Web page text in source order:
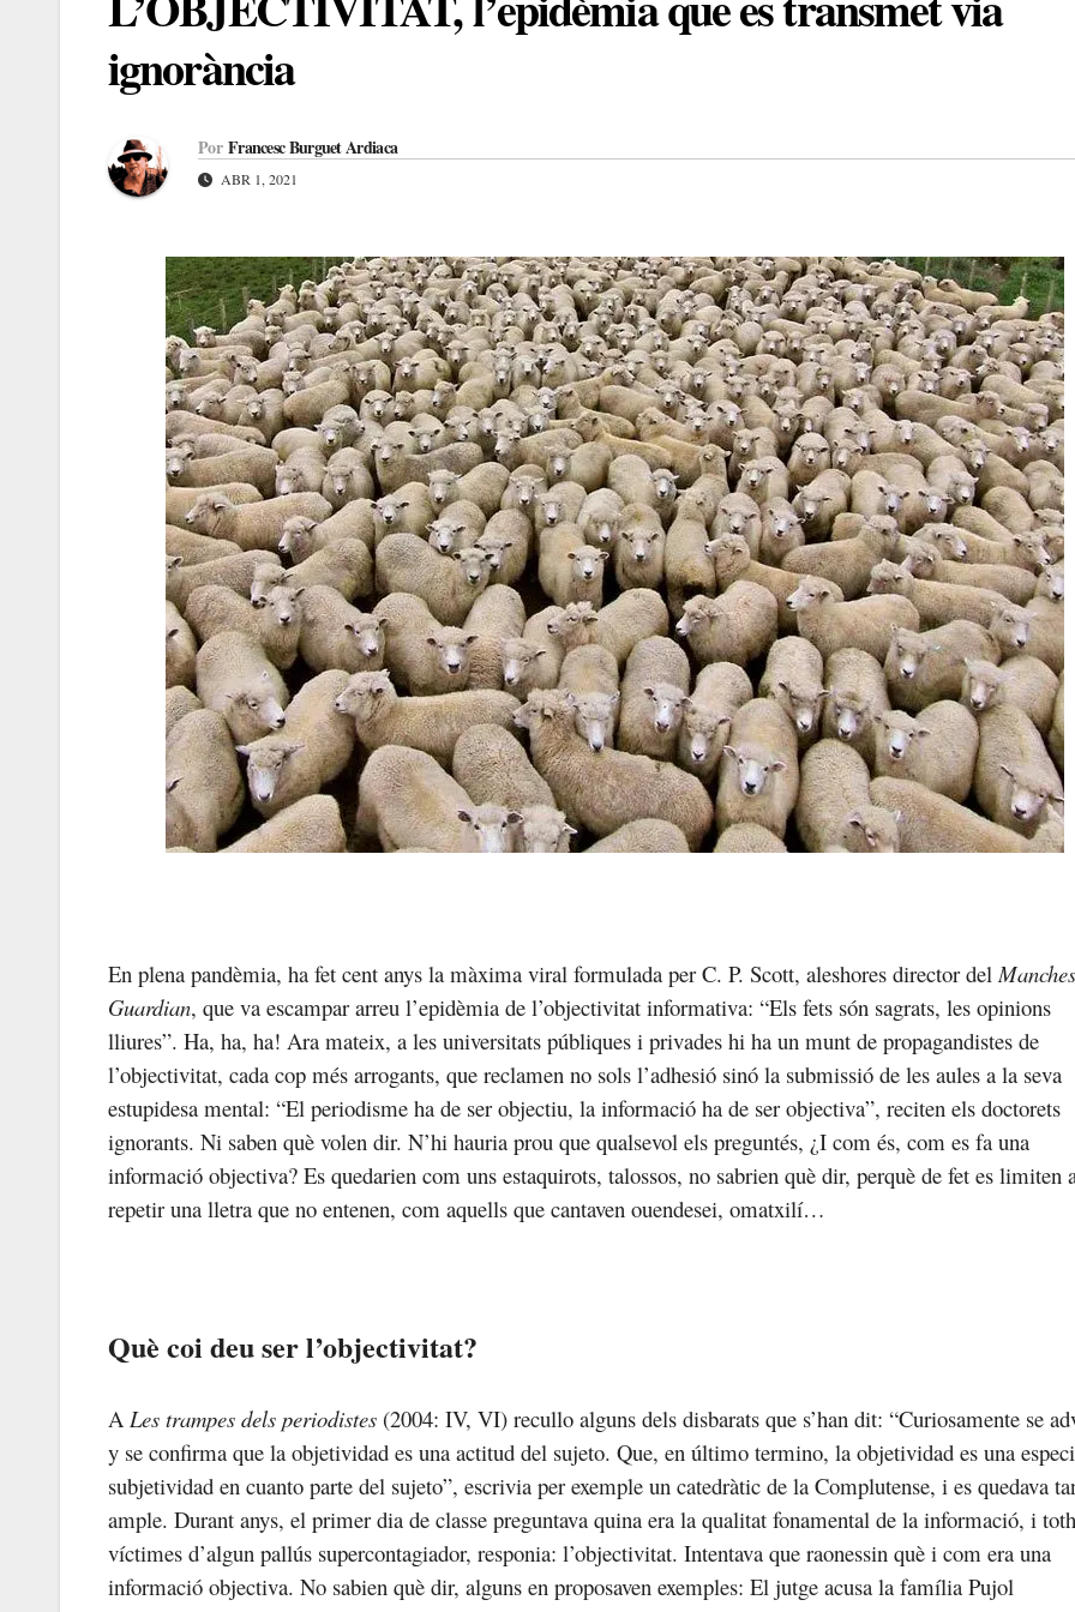
ignorància
Por Francesc Burguet Ardiaca
ABR 1, 2021
En plena pandèmia, ha fet cent anys la màxima viral formulada per C. P. Scott, aleshores director del
Guardian, que va escampar arreu l’epidèmia de l’objectivitat informativa: “Els fets són sagrats, les opinions
lliures”. Ha, ha, ha! Ara mateix, a les universitats públiques i privades hi ha un munt de propagandistes de
l’objectivitat, cada cop més arrogants, que reclamen no sols l’adhesió sinó la submissió de les aules a la seva
estupidesa mental: “El periodisme ha de ser objectiu, la informació ha de ser objectiva”, reciten els doctorets
ignorants. Ni saben què volen dir. N’hi hauria prou que qualsevol els preguntés, ¿I com és, com es fa una
informació objectiva? Es quedarien com uns estaquirots, talossos, no sabrien què dir, perquè de fet es limiten
repetir una lletra que no entenen, com aquells que cantaven ouendesei, omatxilí…
Què coi deu ser l’objectivitat?
A Les trampes dels periodistes (2004: IV, VI) recullo alguns dels disbarats que s’han dit: “Curiosamente se
y se confirma que la objetividad es una actitud del sujeto. Que, en último termino, la objetividad es una
subjetividad en cuanto parte del sujeto”, escrivia per exemple un catedràtic de la Complutense, i es quedava
ample. Durant anys, el primer dia de classe preguntava quina era la qualitat fonamental de la informació, i
víctimes d’algun pallús supercontagiador, responia: l’objectivitat. Intentava que raonessin què i com era una
informació objectiva. No sabien què dir, alguns en proposaven exemples: El jutge acusa la família Pujol